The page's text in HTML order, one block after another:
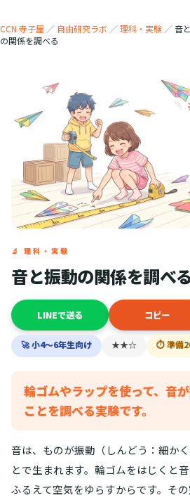
CCN 寺子屋 ／ 自由研究ラボ ／理科・実験 ／ 音
の関係を調べる
🔬 理科・実験
音と振動の関係を調べる
LINEで送る コピー
🚀 小4〜6年生向け ★★☆ ⏱ 準備
輪ゴムやラップを使って、音
ことを調べる実験です。
音は、ものが振動（しんどう：細か
とで生まれます。輪ゴムをはじくと
ふるえて空気をゆらすからです。そ